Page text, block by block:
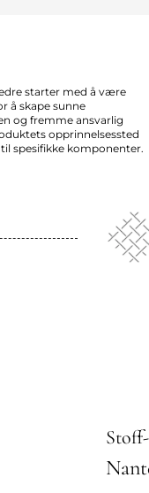
starter med å være
å skape sunne
og fremme ansvarlig
opprinnelsessted
spesifikke komponenter.